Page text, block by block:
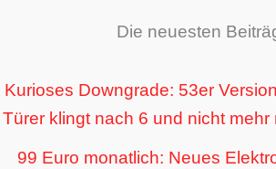
Die neuesten
Kurioses Downgrade: 53er
Türer klingt nach 6 und nicht mehr
99 Euro monatlich: Neues